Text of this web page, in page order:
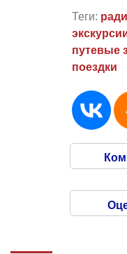
Теги:
путевые
поездки